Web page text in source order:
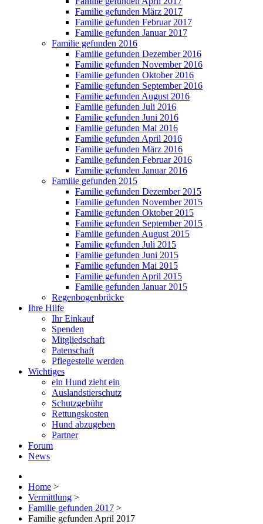
Familie gefunden März 2017
Familie gefunden Februar 2017
Familie gefunden Januar 2017
Familie gefunden 2016
Familie gefunden Dezember 2016
Familie gefunden November 2016
Familie gefunden Oktober 2016
Familie gefunden September 2016
Familie gefunden August 2016
Familie gefunden Juli 2016
Familie gefunden Juni 2016
Familie gefunden Mai 2016
Familie gefunden April 2016
Familie gefunden März 2016
Familie gefunden Februar 2016
Familie gefunden Januar 2016
Familie gefunden 2015
Familie gefunden Dezember 2015
Familie gefunden November 2015
Familie gefunden Oktober 2015
Familie gefunden September 2015
Familie gefunden August 2015
Familie gefunden Juli 2015
Familie gefunden Juni 2015
Familie gefunden Mai 2015
Familie gefunden April 2015
Familie gefunden Januar 2015
Regenbogenbrücke
Ihre Hilfe
Ihr Einkauf
Spenden
Mitgliedschaft
Patenschaft
Pflegestelle werden
Wichtiges
ein Hund zieht ein
Auslandstierschutz
Schutzgebühr
Rettungskosten
Hund abzugeben
Partner
Forum
News
Home >
Vermittlung >
Familie gefunden 2017 >
Familie gefunden April 2017